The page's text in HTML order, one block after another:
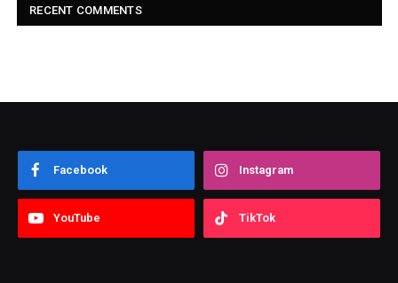
RECENT COMMENTS
Facebook Instagram
YouTube TikTok